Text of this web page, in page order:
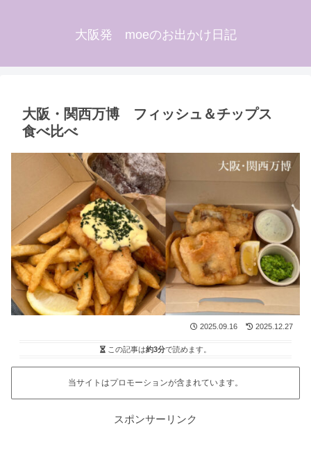
大阪発 moeのお出かけ日記
大阪・関西万博 フィッシュ＆チップス
食べ比べ
2025.09.16 2025.12.27
この記事は約3分で読めます。
当サイトはプロモーションが含まれています。
スポンサーリンク